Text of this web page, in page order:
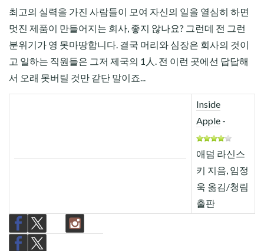
최고의 실력을 가진 사람들이 모여 자신의 일을 열심히 하면
멋진 제품이 만들어지는 회사, 좋지 않나요? 그런데 전 그런
분위기가 영 못마땅합니다. 결국 머리와 심장은 회사의 것이
고 일하는 직원들은 그저 제국의 1人. 전 이런 곳에선 답답해
서 오래 못버틸 것만 같단 말이죠...
Inside
Apple -
애덤 라신스
키 지음, 임정
욱 옮김/청림
출판